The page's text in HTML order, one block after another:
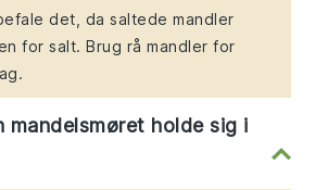
det, da saltede mandler
for salt. Brug rå mandler for
holde sig i